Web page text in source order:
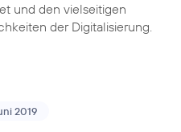
und den vielseitigen
der Digitalisierung.
2019